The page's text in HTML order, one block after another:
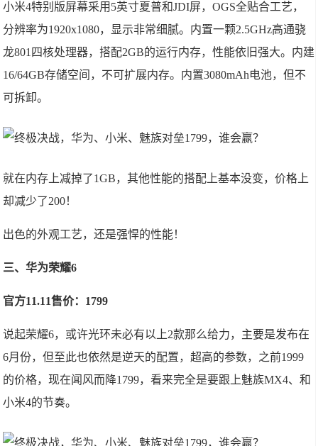
小米4特别版屏幕采用5英寸夏普和JDI屏，OGS全贴合工艺，
分辨率为1920x1080，显示非常细腻。内置一颗2.5GHz高通骁
龙801四核处理器，搭配2GB的运行内存，性能依旧强大。内建
16/64GB存储空间，不可扩展内存。内置3080mAh电池，但不
可拆卸。
就在内存上减掉了1GB，其他性能的搭配上基本没变，价格上
却减少了200！
出色的外观工艺，还是强悍的性能！
三、华为荣耀6
官方11.11售价：1799
说起荣耀6，或许光环未必有以上2款那么给力，主要是发布在
6月份，但至此也依然是逆天的配置，超高的参数，之前1999
的价格，现在闻风而降1799，看来完全是要跟上魅族MX4、和
小米4的节奏。